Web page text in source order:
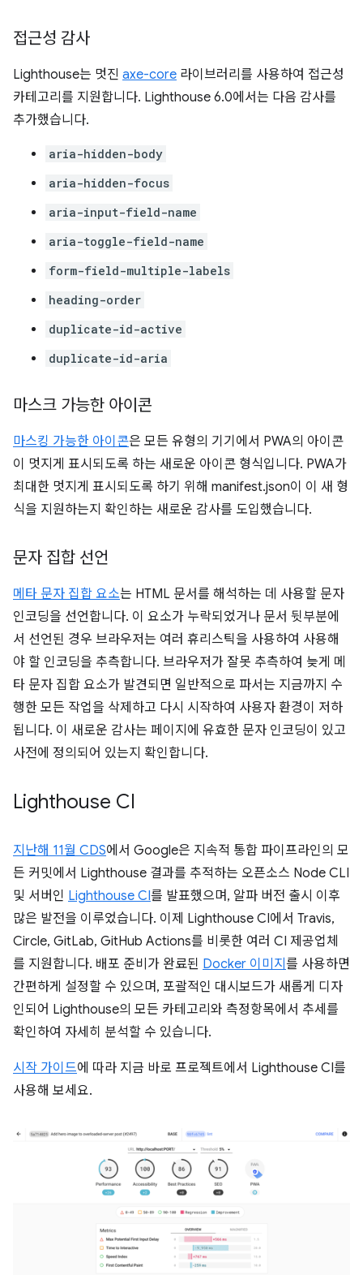
접근성 감사
Lighthouse는 멋진 axe-core 라이브러리를 사용하여 접근성
카테고리를 지원합니다. Lighthouse 6.0에서는 다음 감사를
추가했습니다.
aria-hidden-body
aria-hidden-focus
aria-input-field-name
aria-toggle-field-name
form-field-multiple-labels
heading-order
duplicate-id-active
duplicate-id-aria
마스크 가능한 아이콘
마스킹 가능한 아이콘은 모든 유형의 기기에서 PWA의 아이콘
이 멋지게 표시되도록 하는 새로운 아이콘 형식입니다. PWA가
최대한 멋지게 표시되도록 하기 위해 manifest.json이 이 새 형
식을 지원하는지 확인하는 새로운 감사를 도입했습니다.
문자 집합 선언
메타 문자 집합 요소는 HTML 문서를 해석하는 데 사용할 문자
인코딩을 선언합니다. 이 요소가 누락되었거나 문서 뒷부분에
서 선언된 경우 브라우저는 여러 휴리스틱을 사용하여 사용해
야 할 인코딩을 추측합니다. 브라우저가 잘못 추측하여 늦게 메
타 문자 집합 요소가 발견되면 일반적으로 파서는 지금까지 수
행한 모든 작업을 삭제하고 다시 시작하여 사용자 환경이 저하
됩니다. 이 새로운 감사는 페이지에 유효한 문자 인코딩이 있고
사전에 정의되어 있는지 확인합니다.
Lighthouse CI
지난해 11월 CDS에서 Google은 지속적 통합 파이프라인의 모
든 커밋에서 Lighthouse 결과를 추적하는 오픈소스 Node CLI
및 서버인 Lighthouse CI를 발표했으며, 알파 버전 출시 이후
많은 발전을 이루었습니다. 이제 Lighthouse CI에서 Travis,
Circle, GitLab, GitHub Actions를 비롯한 여러 CI 제공업체
를 지원합니다. 배포 준비가 완료된 Docker 이미지 를 사용하면
간편하게 설정할 수 있으며, 포괄적인 대시보드가 새롭게 디자
인되어 Lighthouse의 모든 카테고리와 측정항목에서 추세를
확인하여 자세히 분석할 수 있습니다.
시작 가이드에 따라 지금 바로 프로젝트에서 Lighthouse CI를
사용해 보세요.